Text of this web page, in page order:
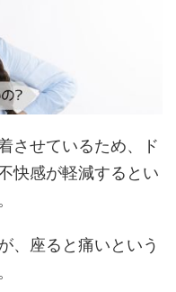
させているため、ド
快感が軽減するとい
、座ると痛いという